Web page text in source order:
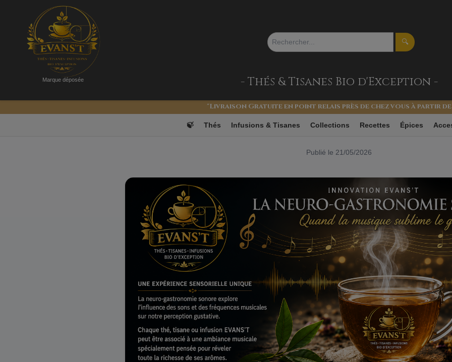
Marque déposée
🔍
- Thés & Tisanes Bio d'Exception -
"Livraison Gratuite en point relais près de chez vous à partir de
🍃 Thés Infusions & Tisanes Collections Recettes Épices
EVANS’T & la Neuro-
Publié le 21/05/2026